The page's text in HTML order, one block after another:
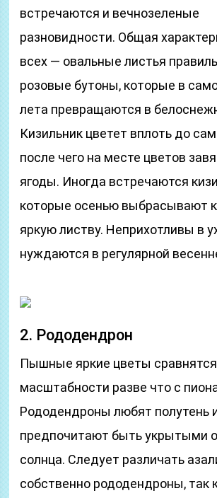
встречаются и вечнозеленые
разновидности. Общая
всех — овальные листья
розовые бутоны, которые в
лета превращаются в
Кизильник цветет вплоть до
после чего на месте цветов
ягоды. Иногда встречаются
которые осенью выбрасывают
яркую листву. Неприхотливы в
нуждаются в регулярной
2. Рододендрон
Пышные яркие цветы
масштабности разве что с
Рододендроны любят полутень
предпочитают быть укрытыми
солнца. Следует различать
собственно рододендроны, так